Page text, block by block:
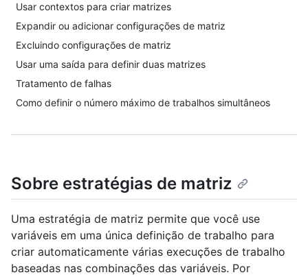
Usar contextos para criar matrizes
Expandir ou adicionar configurações de matriz
Excluindo configurações de matriz
Usar uma saída para definir duas matrizes
Tratamento de falhas
Como definir o número máximo de trabalhos simultâneos
Sobre estratégias de matriz
Uma estratégia de matriz permite que você use
variáveis em uma única definição de trabalho para
criar automaticamente várias execuções de trabalho
baseadas nas combinações das variáveis. Por